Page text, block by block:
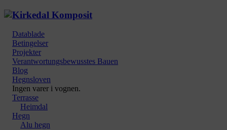
Datablade
Betingelser
Projekter
Verantwortungsbewusstes Bauen
Blog
Hegnsloven
Ingen varer i vognen.
Terrasse
Heimdal
Hegn
Alu hegn